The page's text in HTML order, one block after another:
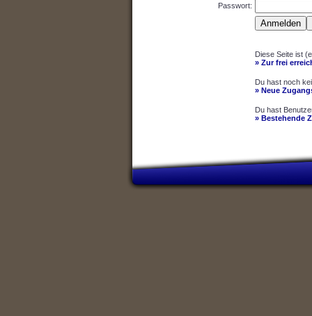
Passwort:
Diese Seite ist
» Zur frei
Du hast noch
» Neue
Du hast
» Bestehende